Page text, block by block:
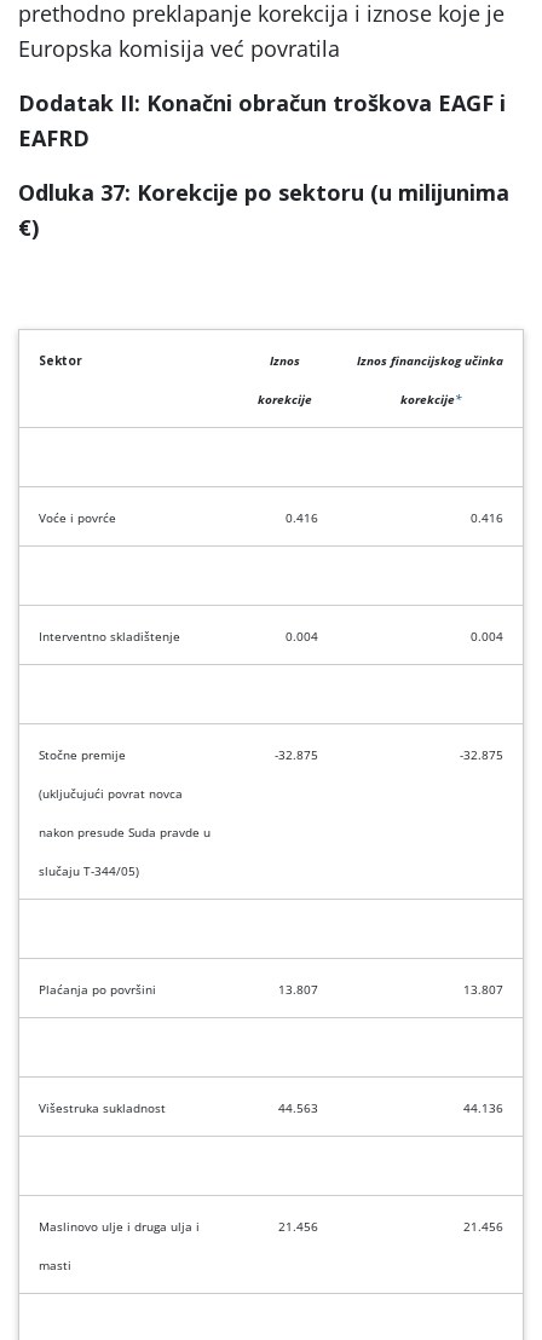
prethodno preklapanje korekcija i iznose koje je
Europska komisija već povratila
Dodatak II: Konačni obračun troškova EAGF i
EAFRD
Odluka 37: Korekcije po sektoru (u milijunima
€)
Sektor Iznos
korekcije
Iznos financijskog učinka
korekcije*
Voće i povrće 0.416 0.416
Interventno skladištenje 0.004 0.004
Stočne premije
(uključujući povrat novca
nakon presude Suda pravde u
slučaju T-344/05)
-32.875 -32.875
Plaćanja po površini 13.807 13.807
Višestruka sukladnost 44.563 44.136
Maslinovo ulje i druga ulja i
masti
21.456 21.456